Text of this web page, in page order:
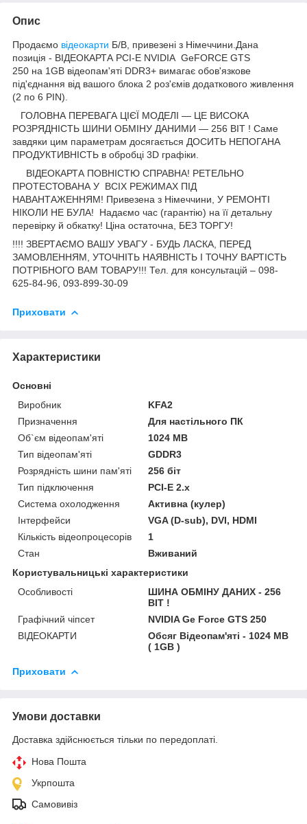
Опис
Продаємо відеокарти Б/В, привезені з Німеччини.Дана
позиція - ВІДЕОКАРТА PCI-E NVIDIA GeFORCE GTS
250 на 1GB відеопам'яті DDR3+ вимагає обов'язкове
під'єднання від вашого блока 2 роз'ємів додаткового живлення
(2 по 6 PIN).
ГОЛОВНА ПЕРЕВАГА ЦІЄЇ МОДЕЛІ — ЦЕ ВИСОКА
РОЗРЯДНІСТЬ ШИНИ ОБМІНУ ДАНИМИ — 256 BIT ! Саме
завдяки цим параметрам досягається ДОСИТЬ НЕПОГАНА
ПРОДУКТИВНІСТЬ в обробці 3D графіки.
ВІДЕОКАРТА ПОВНІСТЮ СПРАВНА! РЕТЕЛЬНО
ПРОТЕСТОВАНА У ВСІХ РЕЖИМАХ ПІД
НАВАНТАЖЕННЯМ! Привезена з Німеччини, У РЕМОНТІ
НІКОЛИ НЕ БУЛА! Надаємо час (гарантію) на її детальну
перевірку й обкатку! Ціна остаточна, БЕЗ ТОРГУ!
!!!! ЗВЕРТАЄМО ВАШУ УВАГУ - БУДЬ ЛАСКА, ПЕРЕД
ЗАМОВЛЕННЯМ, УТОЧНІТЬ НАЯВНІСТЬ І ТОЧНУ ВАРТІСТЬ
ПОТРІБНОГО ВАМ ТОВАРУ!!! Тел. для консультацій – 098-
625-84-96, 093-899-30-09
Приховати
Характеристики
Основні
Виробник
KFA2
Призначення
Для настільного ПК
Об`єм відеопам'яті
1024 MB
Тип відеопам'яті
GDDR3
Розрядність шини пам'яті
256 біт
Тип підключення
PCI-E 2.x
Система охолодження
Активна (кулер)
Інтерфейси
VGA (D-sub), DVI, HDMI
Кількість відеопроцесорів
1
Стан
Вживаний
Користувальницькі характеристики
Особливості
ШИНА ОБМІНУ ДАНИХ - 256
BIT !
Графічний чіпсет
NVIDIA Ge Force GTS 250
ВІДЕОКАРТИ
Обсяг Відеопам'яті - 1024 MB
( 1GB )
Приховати
Умови доставки
Доставка здійснюється тільки по передоплаті.
Нова Пошта
Укрпошта
Самовивіз